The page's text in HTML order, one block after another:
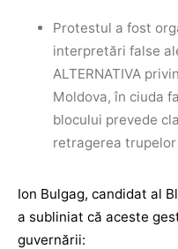
Protestul a fost
interpretări false
ALTERNATIVA
Moldova, în ciuda
blocului prevede
retragerea
Ion Bulgag, candidat al
a subliniat că aceste
guvernării: